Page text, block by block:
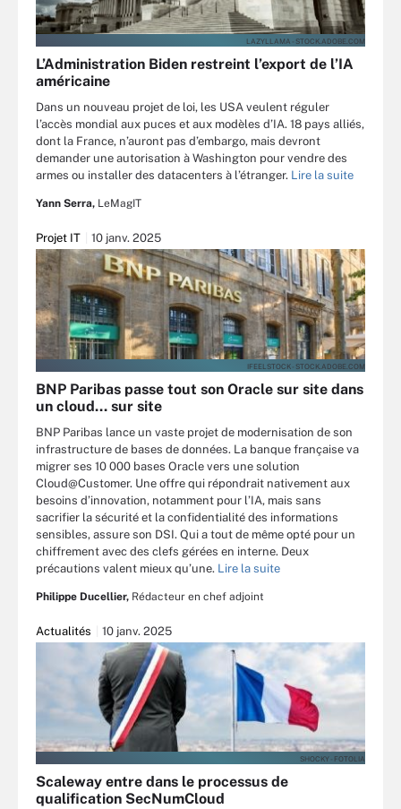
LAZYLLAMA - STOCK.ADOBE.COM
L’Administration Biden restreint l’export de l’IA
américaine
Dans un nouveau projet de loi, les USA veulent réguler
l’accès mondial aux puces et aux modèles d’IA. 18 pays alliés,
dont la France, n’auront pas d’embargo, mais devront
demander une autorisation à Washington pour vendre des
armes ou installer des datacenters à l’étranger. Lire la suite
Yann Serra, LeMagIT
Projet IT 10 janv. 2025
IFEELSTOCK - STOCK.ADOBE.COM
BNP Paribas passe tout son Oracle sur site dans
un cloud… sur site
BNP Paribas lance un vaste projet de modernisation de son
infrastructure de bases de données. La banque française va
migrer ses 10 000 bases Oracle vers une solution
Cloud@Customer. Une offre qui répondrait nativement aux
besoins d’innovation, notamment pour l’IA, mais sans
sacrifier la sécurité et la confidentialité des informations
sensibles, assure son DSI. Qui a tout de même opté pour un
chiffrement avec des clefs gérées en interne. Deux
précautions valent mieux qu’une. Lire la suite
Philippe Ducellier, Rédacteur en chef adjoint
Actualités 10 janv. 2025
SHOCKY - FOTOLIA
Scaleway entre dans le processus de
qualification SecNumCloud